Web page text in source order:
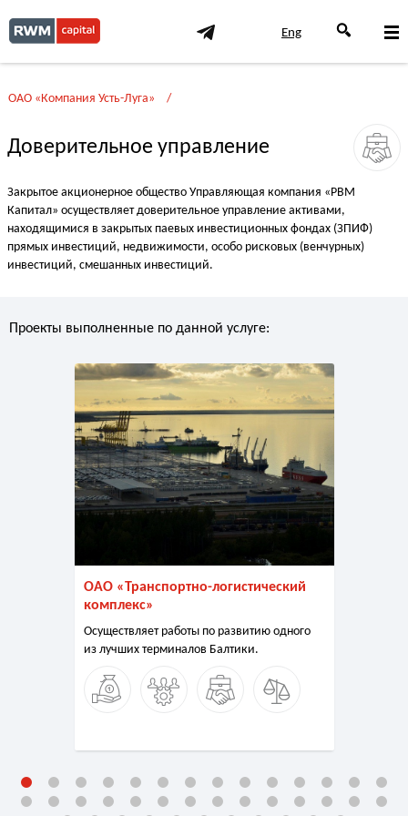
Eng
ОАО «Компания Усть-Луга»
Доверительное управление
Закрытое акционерное общество Управляющая компания «РВМ
Капитал» осуществляет доверительное управление активами,
находящимися в закрытых паевых инвестиционных фондах (ЗПИФ)
прямых инвестиций, недвижимости, особо рисковых (венчурных)
инвестиций, смешанных инвестиций.
Проекты выполненные по данной услуге:
ОАО «Транспортно-логистический
комплекс»
Осуществляет работы по развитию одного
из лучших терминалов Балтики.